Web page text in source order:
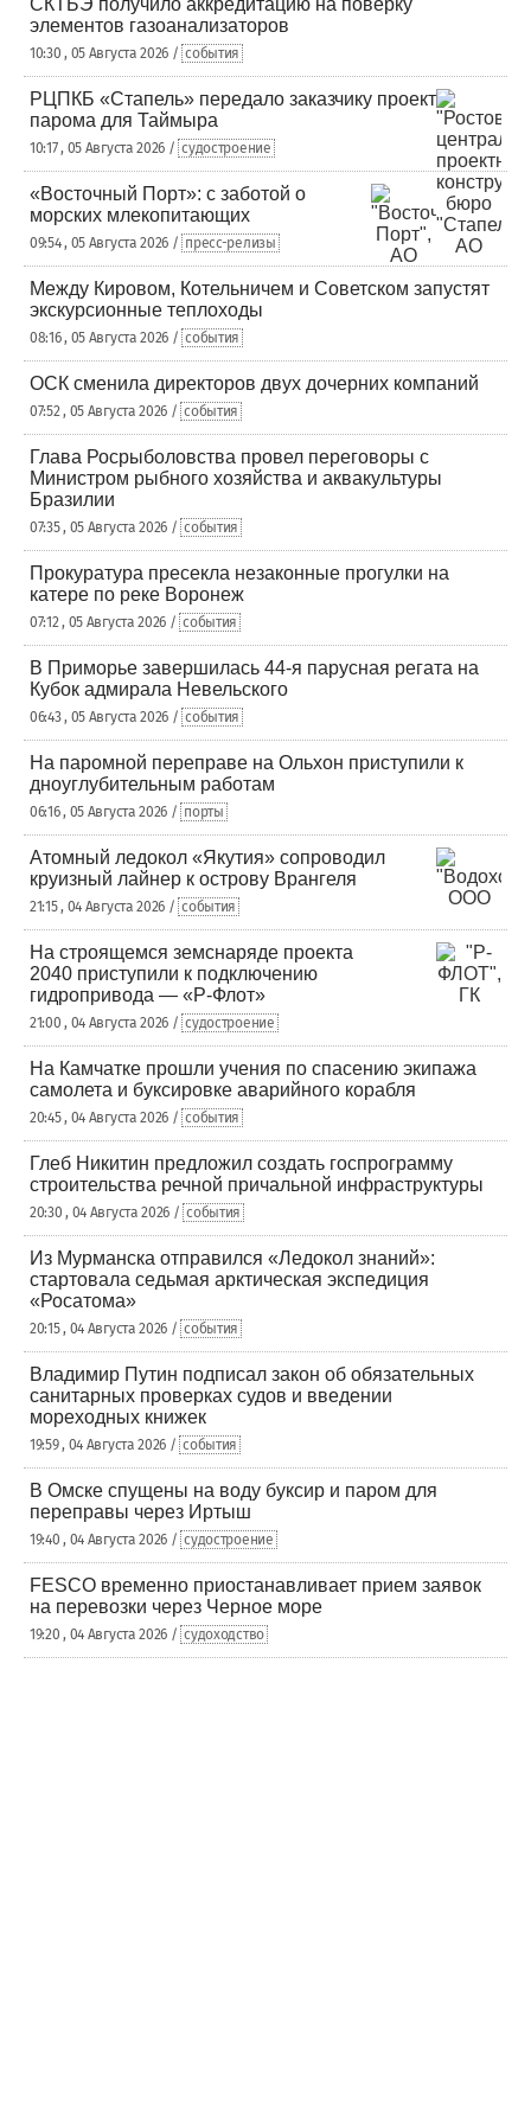
СКТБЭ получило аккредитацию на поверку
элементов газоанализаторов
10:30 , 05 Августа 2026 / события
РЦПКБ «Стапель» передало заказчику проект
парома для Таймыра
10:17 , 05 Августа 2026 / судостроение
«Восточный Порт»: с заботой о
морских млекопитающих
09:54 , 05 Августа 2026 / пресс-релизы
Между Кировом, Котельничем и Советском запустят
экскурсионные теплоходы
08:16 , 05 Августа 2026 / события
ОСК сменила директоров двух дочерних компаний
07:52 , 05 Августа 2026 / события
Глава Росрыболовства провел переговоры с
Министром рыбного хозяйства и аквакультуры
Бразилии
07:35 , 05 Августа 2026 / события
Прокуратура пресекла незаконные прогулки на
катере по реке Воронеж
07:12 , 05 Августа 2026 / события
В Приморье завершилась 44-я парусная регата на
Кубок адмирала Невельского
06:43 , 05 Августа 2026 / события
На паромной переправе на Ольхон приступили к
дноуглубительным работам
06:16 , 05 Августа 2026 / порты
Атомный ледокол «Якутия» сопроводил
круизный лайнер к острову Врангеля
21:15 , 04 Августа 2026 / события
На строящемся земснаряде проекта
2040 приступили к подключению
гидропривода — «Р-Флот»
21:00 , 04 Августа 2026 / судостроение
На Камчатке прошли учения по спасению экипажа
самолета и буксировке аварийного корабля
20:45 , 04 Августа 2026 / события
Глеб Никитин предложил создать госпрограмму
строительства речной причальной инфраструктуры
20:30 , 04 Августа 2026 / события
Из Мурманска отправился «Ледокол знаний»:
стартовала седьмая арктическая экспедиция
«Росатома»
20:15 , 04 Августа 2026 / события
Владимир Путин подписал закон об обязательных
санитарных проверках судов и введении
мореходных книжек
19:59 , 04 Августа 2026 / события
В Омске спущены на воду буксир и паром для
переправы через Иртыш
19:40 , 04 Августа 2026 / судостроение
FESCO временно приостанавливает прием заявок
на перевозки через Черное море
19:20 , 04 Августа 2026 / судоходство